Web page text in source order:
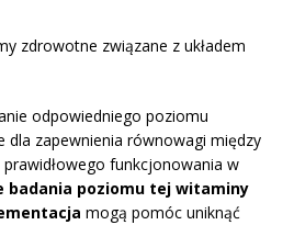
zdrowotne związane z układem
odpowiedniego poziomu
dla zapewnienia równowagi między
funkcjonowania w
badania poziomu tej witaminy
mogą pomóc uniknąć